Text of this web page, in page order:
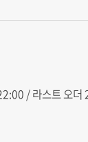
/ 라스트 오더